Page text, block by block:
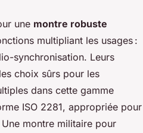
une montre robuste
multipliant les usages :
synchronisation. Leurs
choix sûrs pour les
dans cette gamme
ISO 2281, appropriée pour
montre militaire pour